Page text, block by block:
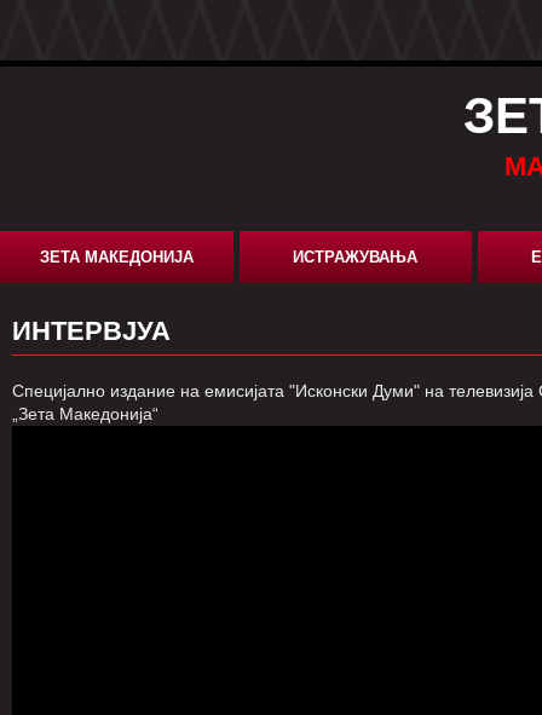
ЗЕТА МАКЕДОНИЈА ИСТРАЖУВАЊА
ИНТЕРВЈУА
Специјално издание на емисијата "Исконски Думи" на
„Зета Македонија“